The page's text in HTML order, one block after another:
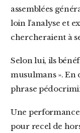
assemblées
loin l’analyse et
chercheraient à
Selon lui, ils bénéficieraient alors de la protection de leurs « frères » ou de leurs « copains
musulmans ». En
phrase
Une performance qui devrait lui valoir une convocation immédiate chez le juge d’instruction
pour recel de